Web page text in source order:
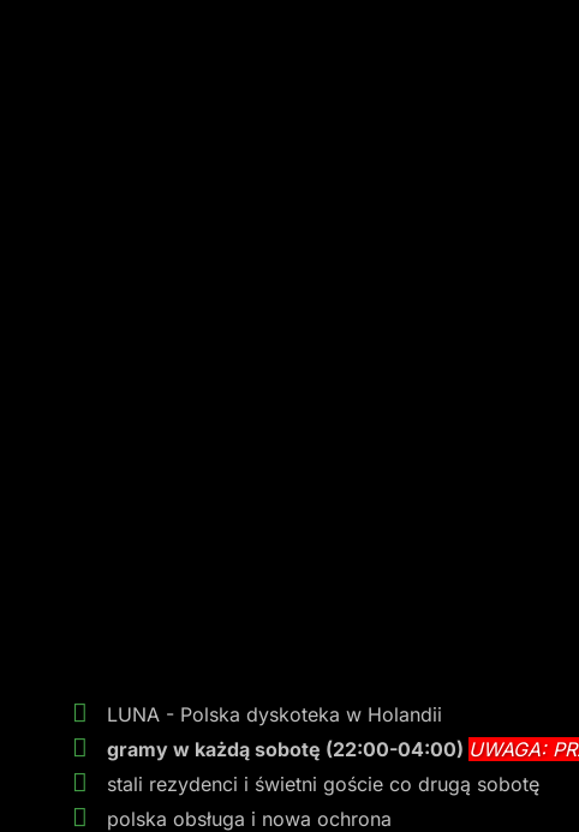
LUNA - Polska dyskoteka w Holandii
gramy w każdą sobotę (22:00-04:00) UWAGA:
stali rezydenci i świetni goście co drugą sobotę
polska obsługa i nowa ochrona